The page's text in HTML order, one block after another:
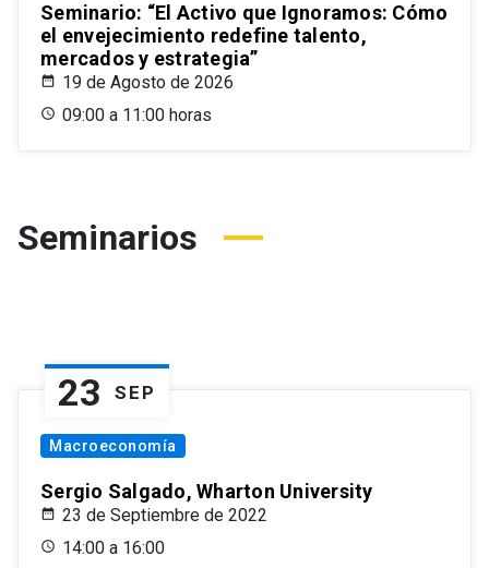
Seminario: “El Activo que Ignoramos: Cómo
el envejecimiento redefine talento,
mercados y estrategia”
19 de Agosto de 2026
09:00 a 11:00 horas
Seminarios
23 SEP
Macroeconomía
Sergio Salgado, Wharton University
23 de Septiembre de 2022
14:00 a 16:00